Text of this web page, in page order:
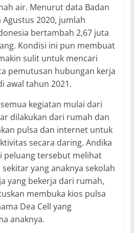
air. Menurut data Badan
2020, jumlah
bertambah 2,67 juta
Kondisi ini pun membuat
sulit untuk mencari
pemutusan hubungan kerja
awal tahun 2021.
kegiatan mulai dari
dilakukan dari rumah dan
pulsa dan internet untuk
secara daring. Andika
peluang tersebut melihat
yang anaknya sekolah
yang bekerja dari rumah,
membuka kios pulsa
Dea Cell yang
anaknya.